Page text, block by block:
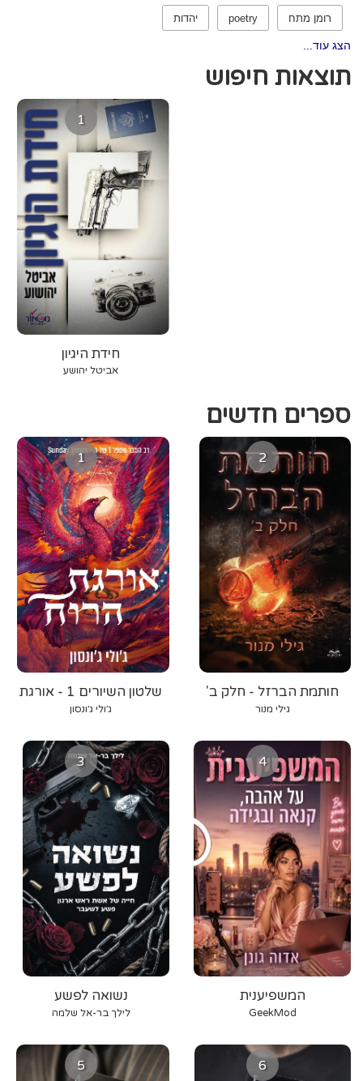
רומן מתח poetry יהדות
הצג עוד...
תוצאות חיפוש
1
חידת היגיון
אביטל יהושע
ספרים חדשים
1
שלטון השיורים 1 - אורגת
הרוח
ג׳ולי ג׳ונסון
2
חותמת הברזל - חלק ב'
גילי מנור
3
נשואה לפשע
לילך בר-אל שלמה
4
המשפיענית
GeekMod
5 6